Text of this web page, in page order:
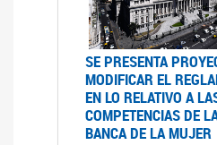
SE PRESENTA
MODIFICAR EL
EN LO RELATIVO A
COMPETENCIAS DE
BANCA DE LA MUJER